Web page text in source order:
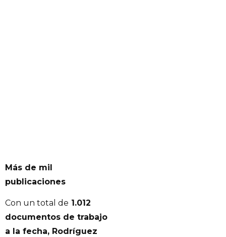
Más de mil
publicaciones
Con un total de 1.012
documentos de trabajo
a la fecha, Rodríguez